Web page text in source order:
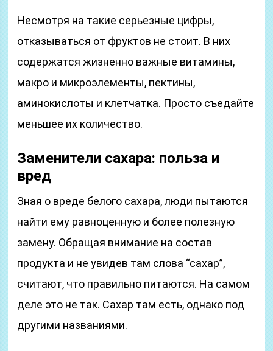
Несмотря на такие серьезные цифры,
отказываться от фруктов не стоит. В них
содержатся жизненно важные витамины,
макро и микроэлементы, пектины,
аминокислоты и клетчатка. Просто съедайте
меньшее их количество.
Заменители сахара: польза и
вред
Зная о вреде белого сахара, люди пытаются
найти ему равноценную и более полезную
замену. Обращая внимание на состав
продукта и не увидев там слова “сахар”,
считают, что правильно питаются. На самом
деле это не так. Сахар там есть, однако под
другими названиями.